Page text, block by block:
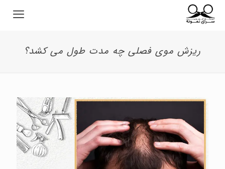
ریزش موی فصلی چه مدت طول می کشد؟